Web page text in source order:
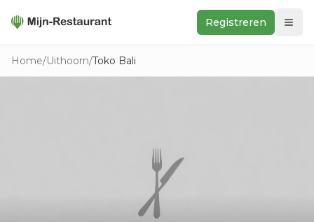
Registreren
Zoeken
Home/Uithoorn/Toko Bali